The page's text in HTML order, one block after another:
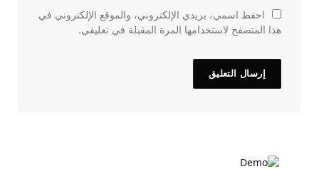
احفظ اسمي، بريدي الإلكتروني، والموقع الإلكتروني في
هذا المتصفح لاستخدامها المرة المقبلة في تعليقي.